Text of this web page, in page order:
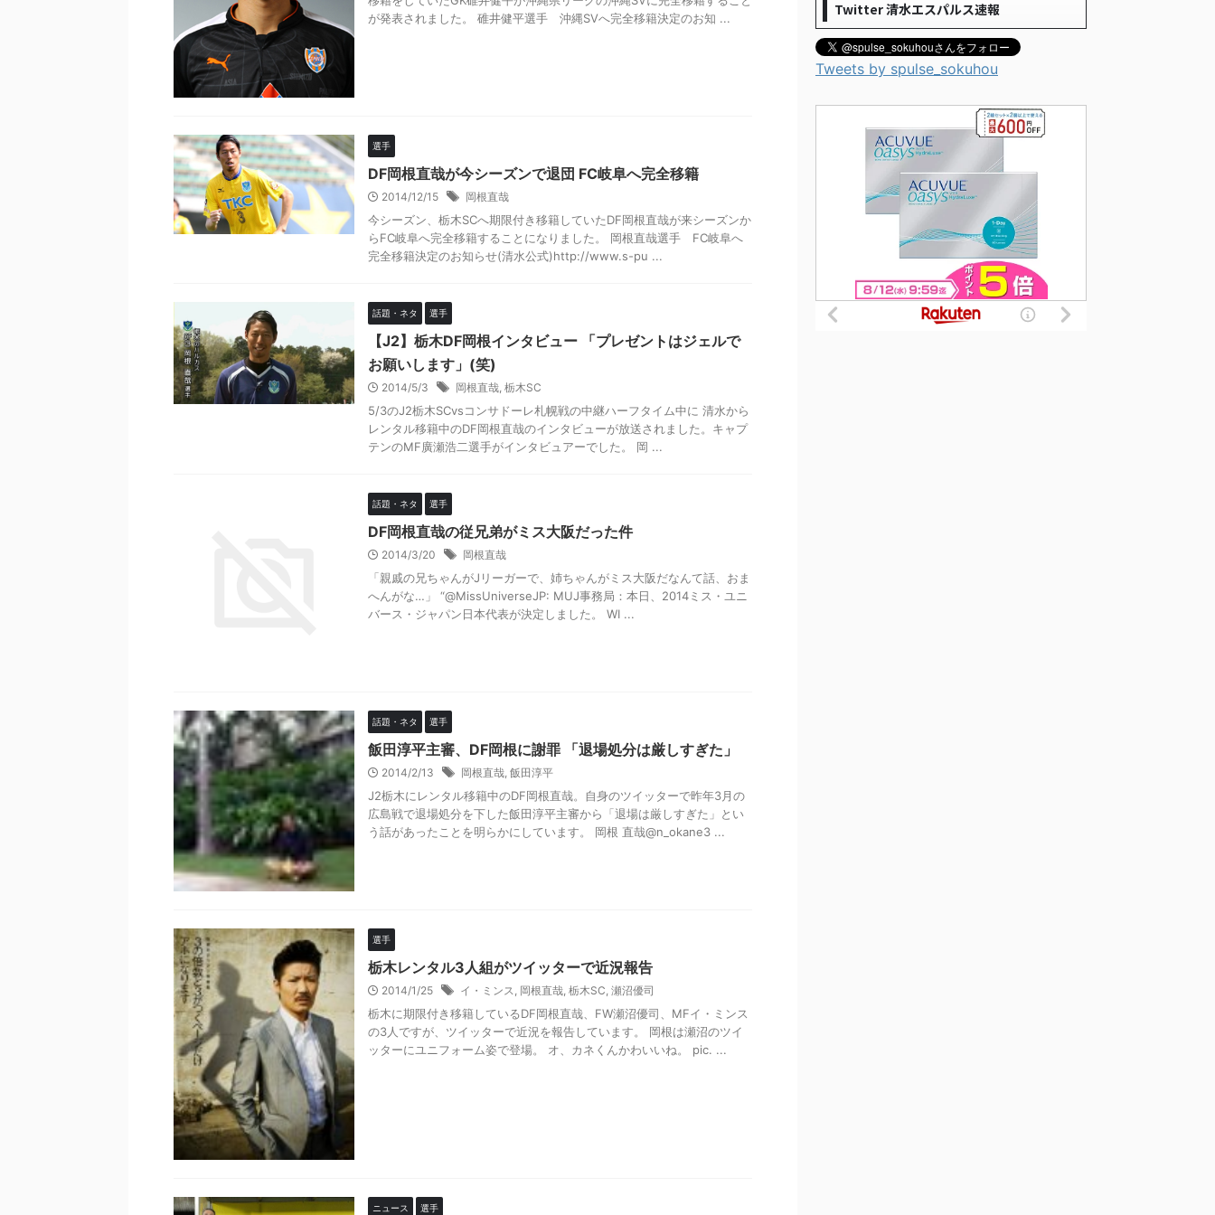
が発表されました。 碓井健平選手 沖縄SVへ完全移籍決定のお知 ...
選手
DF岡根直哉が今シーズンで退団 FC岐阜へ完全移籍
2014/12/15 岡根直哉
今シーズン、栃木SCへ期限付き移籍していたDF岡根直哉が来シーズンか
らFC岐阜へ完全移籍することになりました。 岡根直哉選手 FC岐阜へ
完全移籍決定のお知らせ(清水公式)http://www.s-pu ...
話題・ネタ 選手
【J2】栃木DF岡根インタビュー 「プレゼントはジェルで
お願いします」(笑)
2014/5/3 岡根直哉, 栃木SC
5/3のJ2栃木SCvsコンサドーレ札幌戦の中継ハーフタイム中に 清水から
レンタル移籍中のDF岡根直哉のインタビューが放送されました。キャプ
テンのMF廣瀬浩二選手がインタビュアーでした。 岡 ...
話題・ネタ 選手
DF岡根直哉の従兄弟がミス大阪だった件
2014/3/20 岡根直哉
「親戚の兄ちゃんがJリーガーで、姉ちゃんがミス大阪だなんて話、おま
へんがな…」 “@MissUniverseJP: MUJ事務局：本日、2014ミス・ユニ
バース・ジャパン日本代表が決定しました。 WI ...
話題・ネタ 選手
飯田淳平主審、DF岡根に謝罪 「退場処分は厳しすぎた」
2014/2/13 岡根直哉, 飯田淳平
J2栃木にレンタル移籍中のDF岡根直哉。自身のツイッターで昨年3月の
広島戦で退場処分を下した飯田淳平主審から「退場は厳しすぎた」とい
う話があったことを明らかにしています。 岡根 直哉@n_okane3 ...
選手
栃木レンタル3人組がツイッターで近況報告
2014/1/25 イ・ミンス, 岡根直哉, 栃木SC, 瀬沼優司
栃木に期限付き移籍しているDF岡根直哉、FW瀬沼優司、MFイ・ミンス
の3人ですが、ツイッターで近況を報告しています。 岡根は瀬沼のツイ
ッターにユニフォーム姿で登場。 オ、カネくんかわいいね。 pic. ...
ニュース 選手
Twitter 清水エスパルス速報
Tweets by spulse_sokuhou